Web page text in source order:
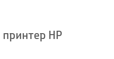
HP